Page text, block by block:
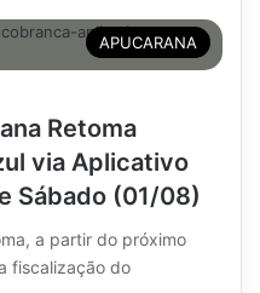
APUCARANA
Retoma
via Aplicativo
Sábado (01/08)
a partir do próximo
fiscalização do